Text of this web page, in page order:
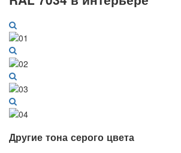
Другие тона серого цвета